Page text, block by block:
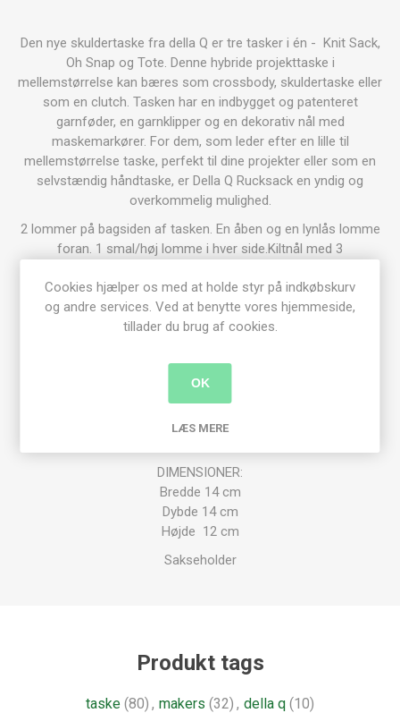
Den nye skuldertaske fra della Q er tre tasker i én - Knit Sack,
Oh Snap og Tote. Denne hybride projekttaske i
mellemstørrelse kan bæres som crossbody, skuldertaske eller
som en clutch. Tasken har en indbygget og patenteret
garnføder, en garnklipper og en dekorativ nål med
maskemarkører. For dem, som leder efter en lille til
mellemstørrelse taske, perfekt til dine projekter eller som en
selvstændig håndtaske, er Della Q Rucksack en yndig og
overkommelig mulighed.
2 lommer på bagsiden af tasken. En åben og en lynlås lomme
foran. 1 smal/høj lomme i hver side.Kiltnål med 3
Garnføder og trådklipper på indersiden. Kraftig og justerbar
skulderstrop.
DIMENSIONER:
Dybde 15 cm
Der medfølger 2 stk Maker's Canvas Cubbies i tilsvarende
DIMENSIONER:
Bredde 14 cm
Dybde 14 cm
Højde 12 cm
Sakseholder
Produkt tags
taske (80) , makers (32) , della q (10)
Cookies hjælper os med at holde styr på indkøbskurv
og andre services. Ved at benytte vores hjemmeside,
tillader du brug af cookies.
OK
LÆS MERE